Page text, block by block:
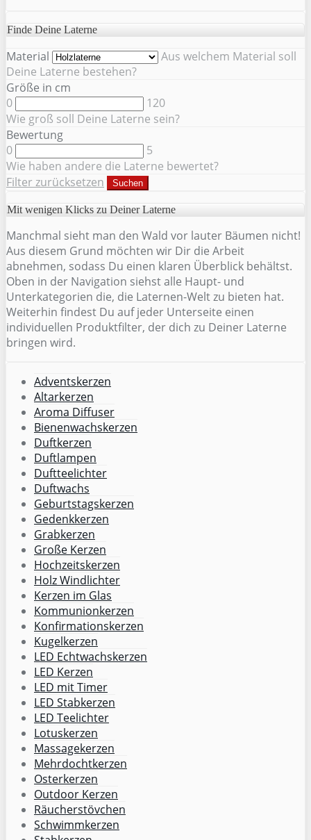
Finde Deine Laterne
Material
Aus welchem Material soll
Deine Laterne bestehen?
Größe in cm
0
120
Wie groß soll Deine Laterne sein?
Bewertung
0
5
Wie haben andere die Laterne bewertet?
Filter zurücksetzen
Suchen
Mit wenigen Klicks zu Deiner Laterne
Manchmal sieht man den Wald vor lauter Bäumen nicht!
Aus diesem Grund möchten wir Dir die Arbeit
abnehmen, sodass Du einen klaren Überblick behältst.
Oben in der Navigation siehst alle Haupt- und
Unterkategorien die, die Laternen-Welt zu bieten hat.
Weiterhin findest Du auf jeder Unterseite einen
individuellen Produktfilter, der dich zu Deiner Laterne
bringen wird.
Adventskerzen
Altarkerzen
Aroma Diffuser
Bienenwachskerzen
Duftkerzen
Duftlampen
Duftteelichter
Duftwachs
Geburtstagskerzen
Gedenkkerzen
Grabkerzen
Große Kerzen
Hochzeitskerzen
Holz Windlichter
Kerzen im Glas
Kommunionkerzen
Konfirmationskerzen
Kugelkerzen
LED Echtwachskerzen
LED Kerzen
LED mit Timer
LED Stabkerzen
LED Teelichter
Lotuskerzen
Massagekerzen
Mehrdochtkerzen
Osterkerzen
Outdoor Kerzen
Räucherstövchen
Schwimmkerzen